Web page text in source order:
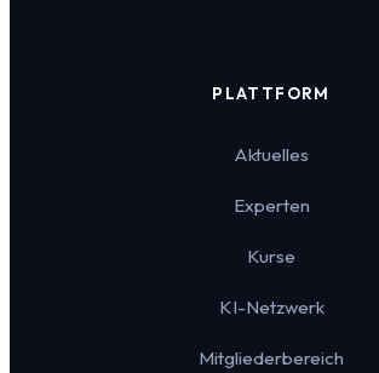
PLATTFORM
Aktuelles
Experten
Kurse
KI-Netzwerk
Mitgliederbereich